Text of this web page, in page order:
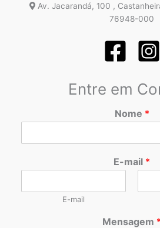
Av. Jacarandá, 100 ,
76948-000
Entre em
Nome *
E-mail *
E-mail
Mensagem *